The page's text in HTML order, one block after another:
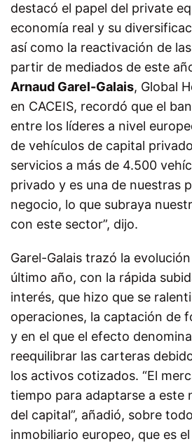
destacó el papel del private
economía real y su
así como la reactivación de
partir de mediados de este
Arnaud Garel-Galais, Global
en CACEIS, recordó que el
entre los líderes a nivel
de vehículos de capital
servicios a más de 4.500
privado y es una de nuestras
negocio, lo que subraya
con este sector”, dijo.
Garel-Galais trazó la
último año, con la rápida
interés, que hizo que se
operaciones, la captación de
y en el que el efecto
reequilibrar las carteras
los activos cotizados. “El
tiempo para adaptarse a este
del capital”, añadió, sobre
inmobiliario europeo, que es